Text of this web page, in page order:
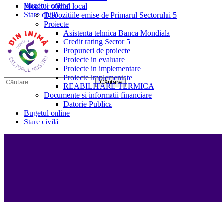
Bugetul online
Stare civilă
Monitor oficial local
Dispozitiile emise de Primarul Sectorului 5
Proiecte
Asistenta tehnica Banca Mondiala
Credit rating Sector 5
Propuneri de proiecte
Proiecte in evaluare
Proiecte in implementare
Proiecte implementate
REABILITARE TERMICA
Documente si informatii financiare
Datorie Publica
Bugetul online
Stare civilă